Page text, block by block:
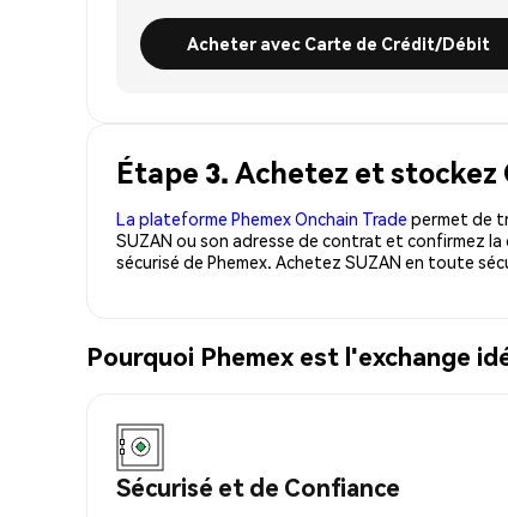
Acheter avec Carte de Crédit/Débit
Étape 3. Achetez et
La plateforme Phemex Onchain Trade permet de
SUZAN ou son adresse de contrat et confirmez
sécurisé de Phemex. Achetez SUZAN en toute
Pourquoi Phemex est l'exchange
Sécurisé et de Confiance